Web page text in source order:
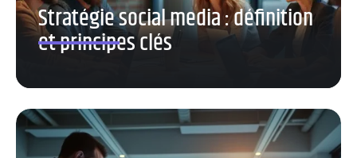
Stratégie social media : définition
et principes clés